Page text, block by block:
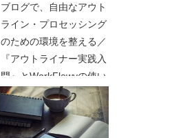
ブログで、自由なアウト
ライン・プロセッシング
のための環境を整える／
『アウトライナー実践入
門』とWorkFlowyの使い
道（普通の個人が、ブロ
グのある毎日を送り続け
る、ということ［番外